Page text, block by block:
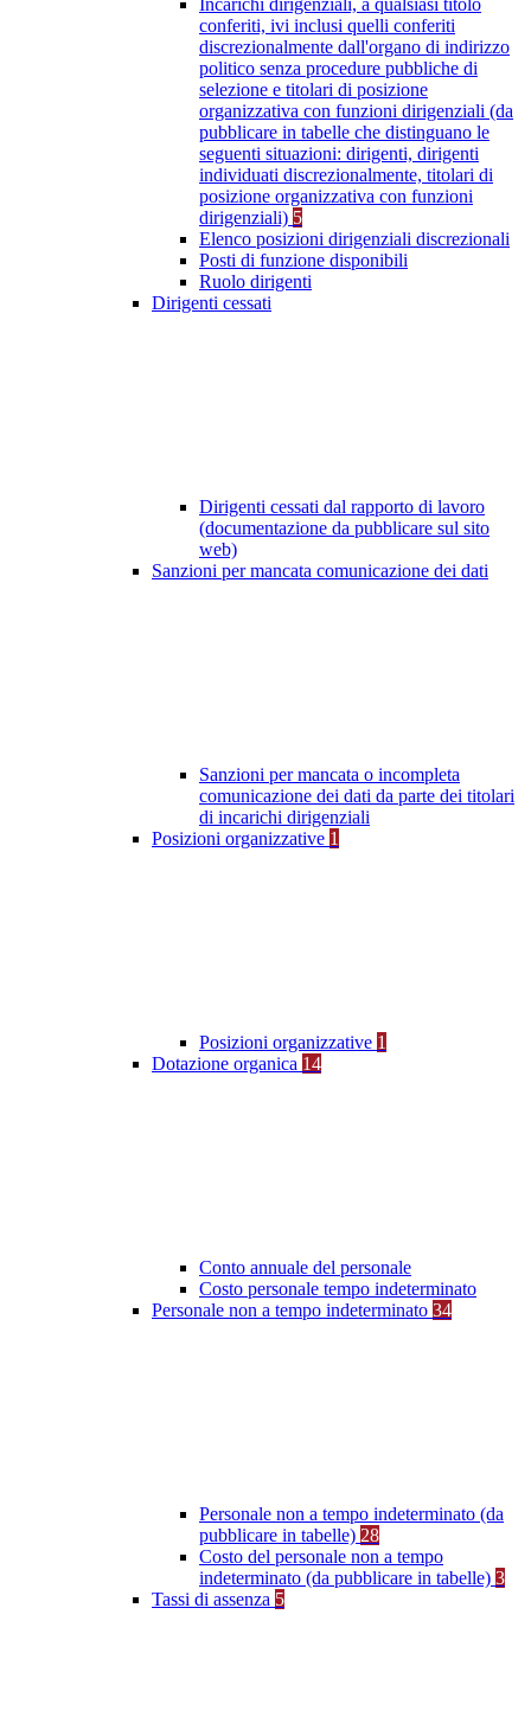
Incarichi dirigenziali, a qualsiasi titolo
conferiti, ivi inclusi quelli conferiti
discrezionalmente dall'organo di indirizzo
politico senza procedure pubbliche di
selezione e titolari di posizione
organizzativa con funzioni dirigenziali (da
pubblicare in tabelle che distinguano le
seguenti situazioni: dirigenti, dirigenti
individuati discrezionalmente, titolari di
posizione organizzativa con funzioni
dirigenziali) 5
Elenco posizioni dirigenziali discrezionali
Posti di funzione disponibili
Ruolo dirigenti
Dirigenti cessati
Dirigenti cessati dal rapporto di lavoro
(documentazione da pubblicare sul sito
web)
Sanzioni per mancata comunicazione dei dati
Sanzioni per mancata o incompleta
comunicazione dei dati da parte dei titolari
di incarichi dirigenziali
Posizioni organizzative 1
Posizioni organizzative 1
Dotazione organica 14
Conto annuale del personale
Costo personale tempo indeterminato
Personale non a tempo indeterminato 34
Personale non a tempo indeterminato (da
pubblicare in tabelle) 28
Costo del personale non a tempo
indeterminato (da pubblicare in tabelle) 3
Tassi di assenza 5